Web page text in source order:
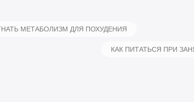
МЕТАБОЛИЗМ ДЛЯ ПОХУДЕНИЯ
КАК ПИТАТЬСЯ ПРИ